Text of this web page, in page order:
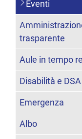
Eventi
trasparente
Aule in tempo
Disabilità e DSA
Emergenza
Albo